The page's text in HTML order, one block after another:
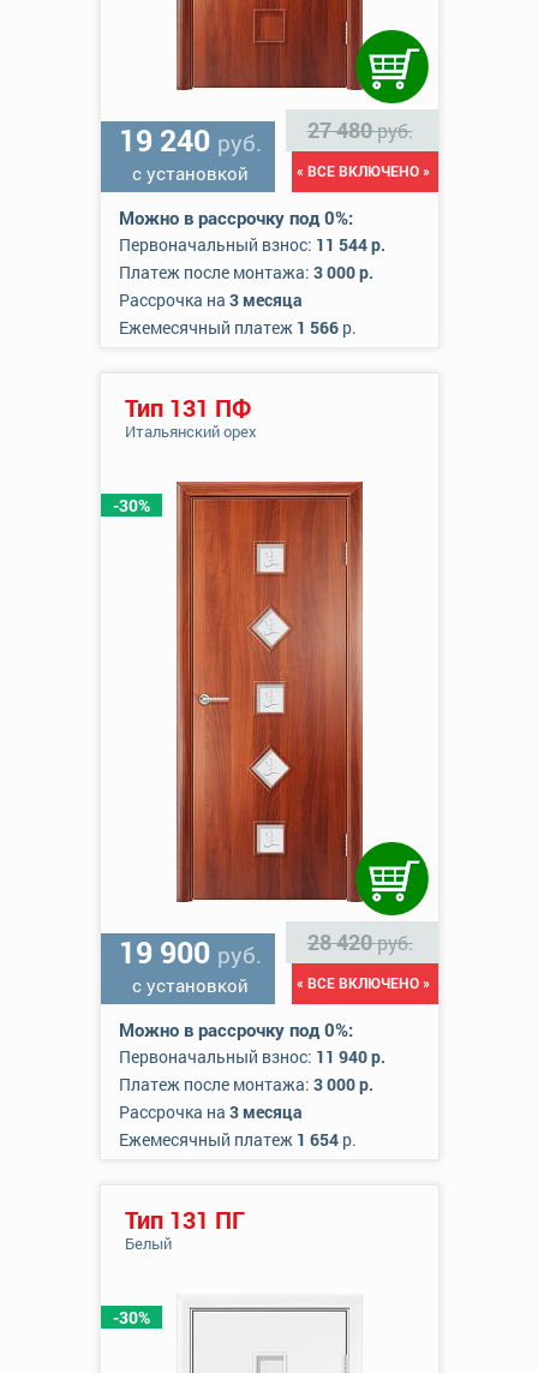
19 240 руб.
с установкой
27 480руб.
« ВСЕ ВКЛЮЧЕНО »
Можно в рассрочку под 0%:
Первоначальный взнос: 11 544 р.
Платеж после монтажа: 3 000 р.
Рассрочка на 3 месяца
Ежемесячный платеж 1 566р.
-30%
Тип 131 ПФ
Итальянский орех
19 900 руб.
с установкой
28 420руб.
« ВСЕ ВКЛЮЧЕНО »
Можно в рассрочку под 0%:
Первоначальный взнос: 11 940 р.
Платеж после монтажа: 3 000 р.
Рассрочка на 3 месяца
Ежемесячный платеж 1 654р.
-30%
Тип 131 ПГ
Белый